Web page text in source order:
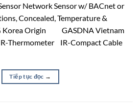
Network Sensor w/ BACnet or
Concealed, Temperature &
Origin GASDNA Vietnam
Thermometer IR-Compact Cable
Tiếp tục đọc →